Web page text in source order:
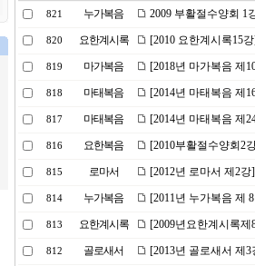
821 누가복음 2009 부활절수양회 1
820 요한계시록 [2010 요한계시록15
819 마가복음 [2018년 마가복음 제
818 마태복음 [2014년 마태복음 제
817 마태복음 [2014년 마태복음 제
816 요한복음 [2010부활절수양회2
815 로마서 [2012년 로마서 제2
814 누가복음 [2011년 누가복음 제
813 요한계시록 [2009년요한계시록
812 골로새서 [2013년 골로새서 제